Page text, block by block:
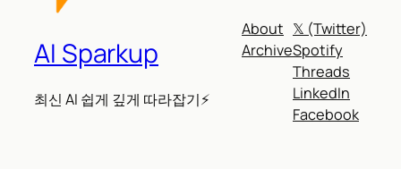
AI Sparkup
최신 AI 쉽게 깊게 따라잡기⚡
About
Archive
𝕏 (Twitter)
Spotify
Threads
LinkedIn
Facebook